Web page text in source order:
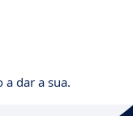
a dar a sua.